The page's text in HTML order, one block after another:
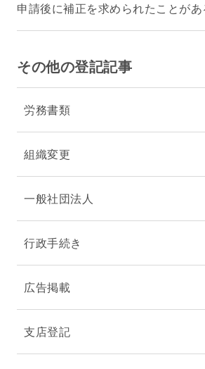
申請後に補正を求められたことが
その他の登記記事
労務書類
組織変更
一般社団法人
行政手続き
広告掲載
支店登記